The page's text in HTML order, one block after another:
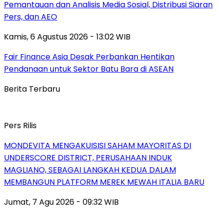
Pemantauan dan Analisis Media Sosial, Distribusi Siaran
Pers, dan AEO
Kamis, 6 Agustus 2026 - 13:02 WIB
Fair Finance Asia Desak Perbankan Hentikan
Pendanaan untuk Sektor Batu Bara di ASEAN
Berita Terbaru
Pers Rilis
MONDEVITA MENGAKUISISI SAHAM MAYORITAS DI
UNDERSCORE DISTRICT, PERUSAHAAN INDUK
MAGLIANO, SEBAGAI LANGKAH KEDUA DALAM
MEMBANGUN PLATFORM MEREK MEWAH ITALIA BARU
Jumat, 7 Agu 2026 - 09:32 WIB